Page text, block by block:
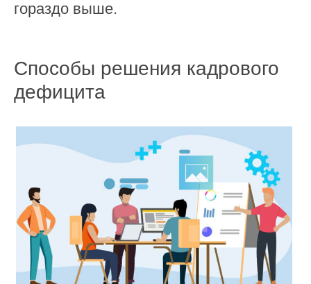
гораздо выше.
Способы решения кадрового
дефицита